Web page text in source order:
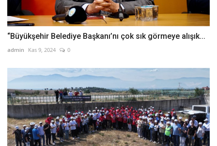
“Büyükşehir Belediye Başkanı’nı çok sık görmeye alışık...
admin Kas 9, 2024 0